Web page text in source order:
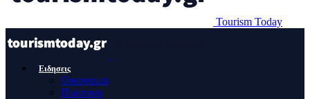
Tourism Today
Ειδησεις
Οικονομια
Πολιτικη